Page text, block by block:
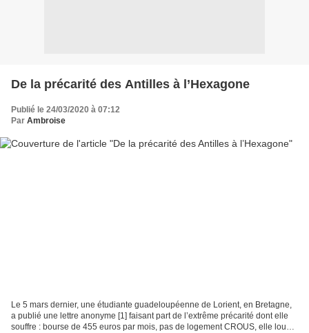
De la précarité des Antilles à l’Hexagone
Publié le 24/03/2020 à 07:12
Par Ambroise
Le 5 mars dernier, une étudiante guadeloupéenne de Lorient, en Bretagne,
a publié une lettre anonyme [1] faisant part de l’extrême précarité dont elle
souffre : bourse de 455 euros par mois, pas de logement CROUS, elle loue